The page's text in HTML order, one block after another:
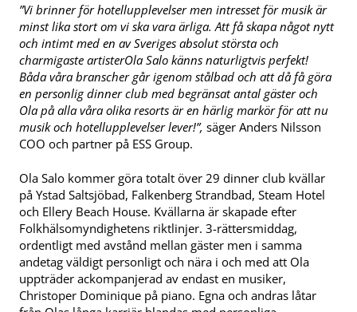
”Vi brinner för hotellupplevelser men intresset för musik är
minst lika stort om vi ska vara ärliga. Att få skapa något nytt
och intimt med en av Sveriges absolut största och
charmigaste artisterOla Salo känns naturligtvis perfekt!
Båda våra branscher går igenom stålbad och att då få göra
en personlig dinner club med begränsat antal gäster och
Ola på alla våra olika resorts är en härlig markör för att nu
musik och hotellupplevelser lever!”, säger Anders Nilsson
COO och partner på ESS Group.
Ola Salo kommer göra totalt över 29 dinner club kvällar
på Ystad Saltsjöbad, Falkenberg Strandbad, Steam Hotel
och Ellery Beach House. Kvällarna är skapade efter
Folkhälsomyndighetens riktlinjer. 3-rättersmiddag,
ordentligt med avstånd mellan gäster men i samma
andetag väldigt personligt och nära i och med att Ola
uppträder ackompanjerad av endast en musiker,
Christoper Dominique på piano. Egna och andras låtar